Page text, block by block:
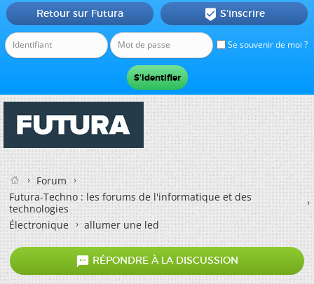
Se souvenir de moi ?
Retour sur Futura  S'inscrire
Forum
Futura-Techno : les forums de l'informatique et des
technologies
Électronique
allumer une led
 RÉPONDRE À LA DISCUSSION